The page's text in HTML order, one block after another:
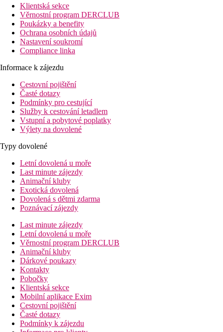
Klientská sekce
Věrnostní program DERCLUB
Poukázky a benefity
Ochrana osobních údajů
Nastavení soukromí
Compliance linka
Informace k zájezdu
Cestovní pojištění
Časté dotazy
Podmínky pro cestující
Služby k cestování letadlem
Vstupní a pobytové poplatky
Výlety na dovolené
Typy dovolené
Letní dovolená u moře
Last minute zájezdy
Animační kluby
Exotická dovolená
Dovolená s dětmi zdarma
Poznávací zájezdy
Last minute zájezdy
Letní dovolená u moře
Věrnostní program DERCLUB
Animační kluby
Dárkové poukazy
Kontakty
Pobočky
Klientská sekce
Mobilní aplikace Exim
Cestovní pojištění
Časté dotazy
Podmínky k zájezdu